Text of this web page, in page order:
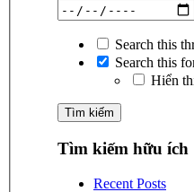
Search this
Search this
Hiển
Tìm kiếm hữu ích
Recent Posts